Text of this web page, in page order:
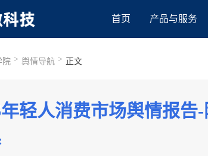
首页 产品与服务
院 > 舆情导航 > 正文
年轻人消费市场舆情报告